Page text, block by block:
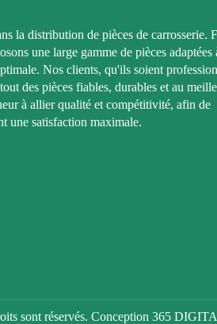
la distribution de pièces de carrosserie.
une large gamme de pièces adaptées
Nos clients, qu'ils soient
des pièces fiables, durables et au
à allier qualité et compétitivité, afin de
une satisfaction maximale.
sont réservés. Conception 365